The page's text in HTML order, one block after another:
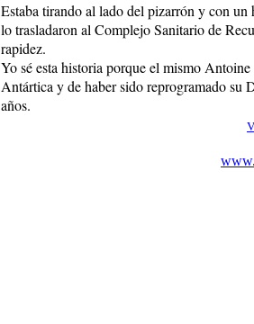
Estaba tirando al lado del pizarrón y con un
lo trasladaron al Complejo Sanitario de
rapidez.
Yo sé esta historia porque el mismo
Antártica y de haber sido reprogramado su
años.